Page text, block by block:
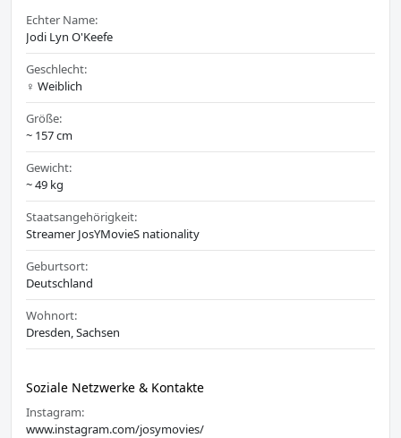
Echter Name:
Jodi Lyn O'Keefe
Geschlecht:
♀️ Weiblich
Größe:
~ 157 cm
Gewicht:
~ 49 kg
Staatsangehörigkeit:
Streamer JosYMovieS nationality
Geburtsort:
Deutschland
Wohnort:
Dresden, Sachsen
Soziale Netzwerke & Kontakte
Instagram:
www.instagram.com/josymovies/